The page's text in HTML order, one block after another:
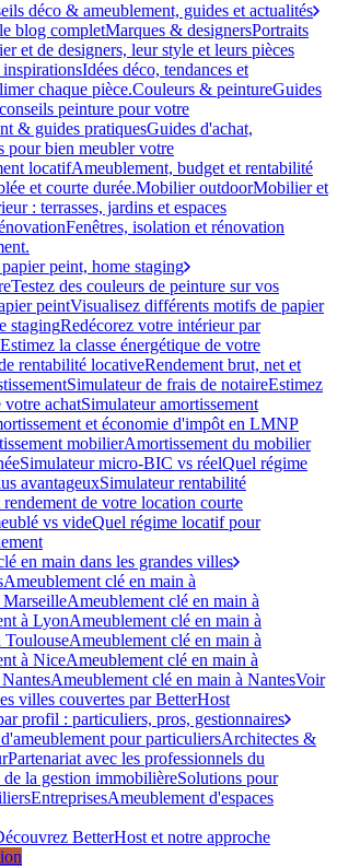
déco & ameublement, guides et actualités
blog completMarques & designersPortraits
et de designers, leur style et leurs pièces
Idées déco, tendances et
chaque pièce.Couleurs & peintureGuides
peinture pour votre
& guides pratiquesGuides d'achat,
pour bien meubler votre
locatifAmeublement, budget et rentabilité
et courte durée.Mobilier outdoorMobilier et
: terrasses, jardins et espaces
Fenêtres, isolation et rénovation
peint, home staging
Testez des couleurs de peinture sur vos
peintVisualisez différents motifs de papier
stagingRedécorez votre intérieur par
Estimez la classe énergétique de votre
rentabilité locativeRendement brut, net et
Simulateur de frais de notaireEstimez
votre achatSimulateur amortissement
et économie d'impôt en LMNP
mobilierAmortissement du mobilier
Simulateur micro-BIC vs réelQuel régime
avantageuxSimulateur rentabilité
de votre location courte
vs videQuel régime locatif pour
en main dans les grandes villes
Ameublement clé en main à
MarseilleAmeublement clé en main à
à LyonAmeublement clé en main à
ToulouseAmeublement clé en main à
à NiceAmeublement clé en main à
Ameublement clé en main à NantesVoir
villes couvertes par BetterHost
profil : particuliers, pros, gestionnaires
pour particuliersArchitectes &
Partenariat avec les professionnels du
de la gestion immobilièreSolutions pour
EntreprisesAmeublement d'espaces
BetterHost et notre approche